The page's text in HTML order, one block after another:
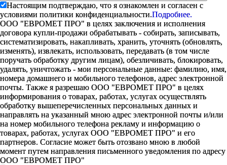
Настоящим подтверждаю, что я ознакомлен и согласен с
условиями политики конфиденциальности.Подробнее.
ООО "ЕВРОМЕТ ПРО" в целях заключения и исполнения
договора купли-продажи обрабатывать - собирать, записывать,
систематизировать, накапливать, хранить, уточнять (обновлять,
изменять), извлекать, использовать, передавать (в том числе
поручать обработку другим лицам), обезличивать, блокировать,
удалять, уничтожать - мои персональные данные: фамилию, имя,
номера домашнего и мобильного телефонов, адрес электронной
почты. Также я разрешаю ООО "ЕВРОМЕТ ПРО" в целях
информирования о товарах, работах, услугах осуществлять
обработку вышеперечисленных персональных данных и
направлять на указанный мною адрес электронной почты и/или
на номер мобильного телефона рекламу и информацию о
товарах, работах, услугах ООО "ЕВРОМЕТ ПРО" и его
партнеров. Согласие может быть отозвано мною в любой
момент путем направления письменного уведомления по адресу
ООО "ЕВРОМЕТ ПРО"